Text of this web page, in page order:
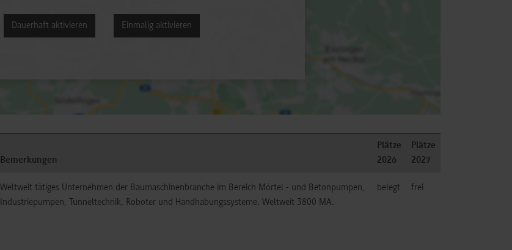
Dauerhaft aktivieren Einmalig aktivieren
Bemerkungen
Plätze
2026
Plätze
2027
Weltweit tätiges Unternehmen der Baumaschinenbranche im Bereich Mörtel - und Betonpumpen,
Industriepumpen, Tunneltechnik, Roboter und Handhabungssysteme. Weltweit 3800 MA.
belegt frei